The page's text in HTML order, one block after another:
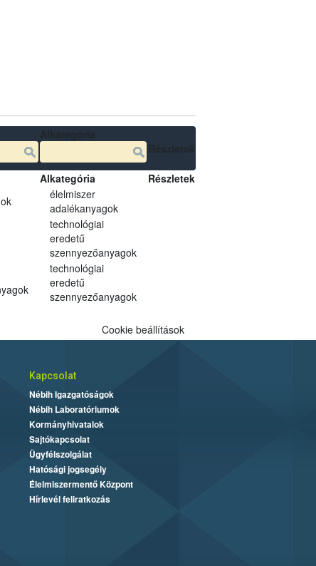
Alkategória
Részletek
élelmiszer
adalékanyagok
technológiai
eredetű
szennyezőanyagok
technológiai
eredetű
szennyezőanyagok
Cookie beállítások
Kapcsolat
Nébih Igazgatóságok
Nébih Laboratóriumok
Kormányhivatalok
Sajtókapcsolat
Ügyfélszolgálat
Hatósági jogsegély
Élelmiszermentő Központ
Hírlevél feliratkozás